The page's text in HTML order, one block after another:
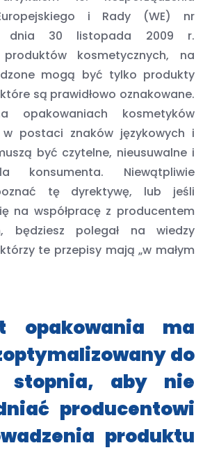
i Rady (WE) nr
dnia 30 listopada 2009 r.
kosmetycznych, na
mogą być tylko produkty
są prawidłowo oznakowane.
opakowaniach kosmetyków
w postaci znaków językowych i
być czytelne, nieusuwalne i
konsumenta. Niewątpliwie
tę dyrektywę, lub jeśli
na współpracę z producentem
będziesz polegał na wiedzy
te przepisy mają „w małym
opakowania ma
do
stopnia, aby nie
producentowi
produktu